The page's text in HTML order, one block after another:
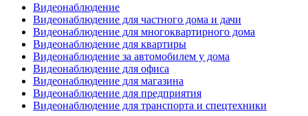
Видеонаблюдение
Видеонаблюдение для частного дома и дачи
Видеонаблюдение для многоквартирного дома
Видеонаблюдение для квартиры
Видеонаблюдение за автомобилем у дома
Видеонаблюдение для офиса
Видеонаблюдение для магазина
Видеонаблюдение для предприятия
Видеонаблюдение для транспорта и спецтехники